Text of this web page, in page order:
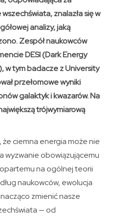
znalazła się w
analizy, jaką
Zespół naukowców
DESI (Dark Energy
w tym badacze z University
przełomowe wyniki
galaktyk i kwazarów. Na
trójwymiarową
że ciemna energia może nie
wyzwanie obowiązującemu
na ogólnej teorii
naukowców, ewolucja
zmienić nasze
— od